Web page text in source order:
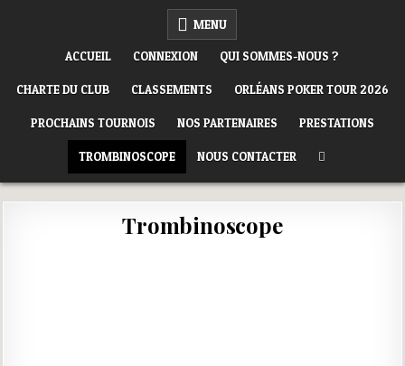
ORLÉANS POKER CLUB MENU
ACCUEIL CONNEXION QUI SOMMES-NOUS ?
CHARTE DU CLUB CLASSEMENTS ORLÉANS POKER TOUR 2026
PROCHAINS TOURNOIS NOS PARTENAIRES PRESTATIONS
TROMBINOSCOPE NOUS CONTACTER
Trombinoscope